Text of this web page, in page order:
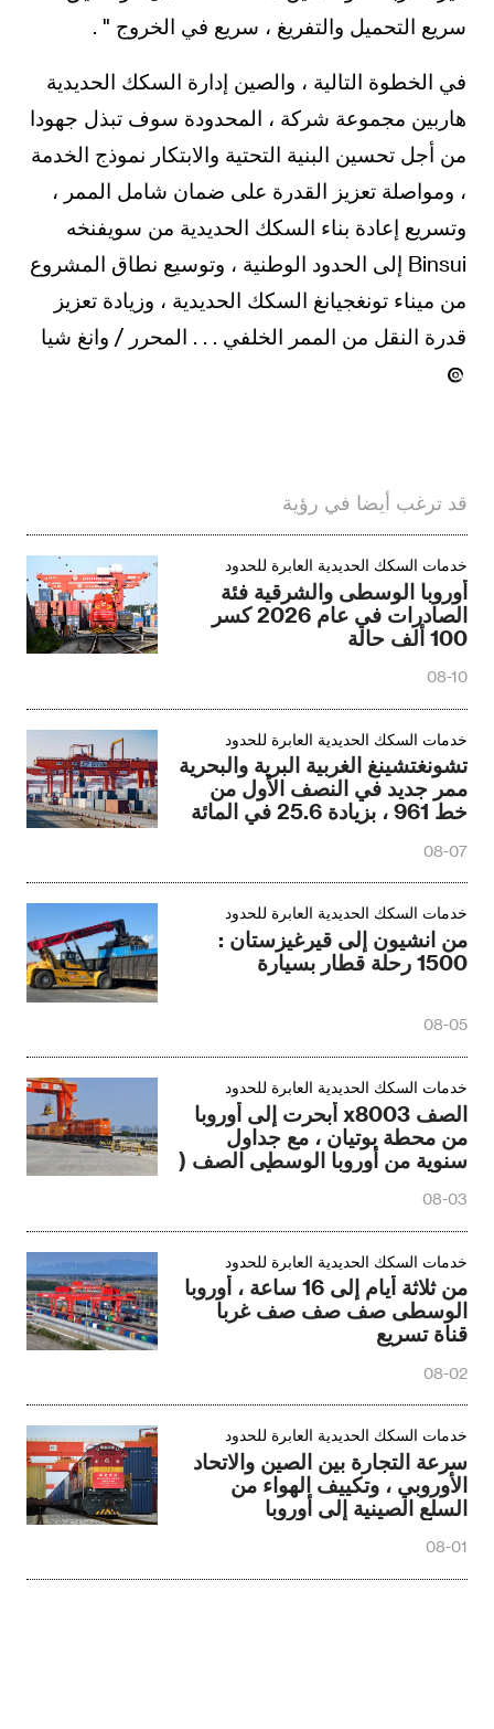
سريع التحميل والتفريغ ، سريع في الخروج " .
في الخطوة التالية ، والصين إدارة السكك الحديدية
هاربين مجموعة شركة ، المحدودة سوف تبذل جهودا
من أجل تحسين البنية التحتية والابتكار نموذج الخدمة
، ومواصلة تعزيز القدرة على ضمان شامل الممر ،
وتسريع إعادة بناء السكك الحديدية من سويفنخه
Binsui إلى الحدود الوطنية ، وتوسيع نطاق المشروع
من ميناء تونغجيانغ السكك الحديدية ، وزيادة تعزيز
قدرة النقل من الممر الخلفي . . . المحرر / وانغ شيا
قد ترغب أيضا في رؤية
خدمات السكك الحديدية العابرة للحدود
أوروبا الوسطى والشرقية فئة
الصادرات في عام 2026 كسر
100 ألف حالة
08-10
خدمات السكك الحديدية العابرة للحدود
تشونغتشينغ الغربية البرية والبحرية
ممر جديد في النصف الأول من
خط 961 ، بزيادة 25.6 في المائة
08-07
خدمات السكك الحديدية العابرة للحدود
من انشيون إلى قيرغيزستان :
1500 رحلة قطار بسيارة
08-05
خدمات السكك الحديدية العابرة للحدود
الصف x8003 أبحرت إلى أوروبا
من محطة بوتيان ، مع جداول
سنوية من أوروبا الوسطى الصف (
08-03
خدمات السكك الحديدية العابرة للحدود
من ثلاثة أيام إلى 16 ساعة ، أوروبا
الوسطى صف صف صف غربا
قناة تسريع
08-02
خدمات السكك الحديدية العابرة للحدود
سرعة التجارة بين الصين والاتحاد
الأوروبي ، وتكييف الهواء من
السلع الصينية إلى أوروبا
08-01